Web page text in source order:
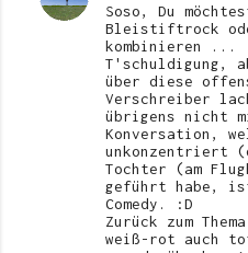
Soso, Du
Bleistiftrock
kombinieren ...
T'schuldigung,
über diese
Verschreiber
übrigens nicht
Konversation,
unkonzentriert
Tochter (am
geführt habe,
Comedy. :D
Zurück zum
weiß-rot auch